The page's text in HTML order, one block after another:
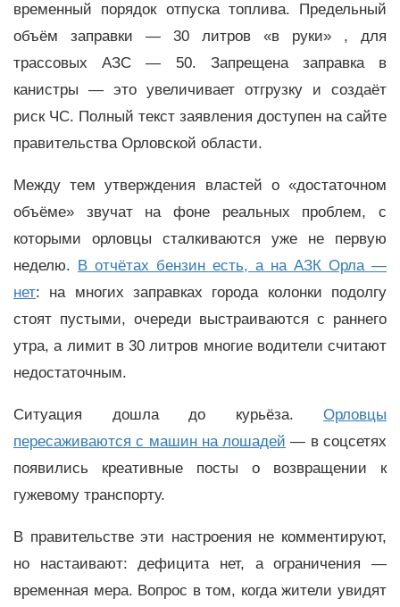
временный порядок отпуска топлива. Предельный
объём заправки — 30 литров «в руки» , для
трассовых АЗС — 50. Запрещена заправка в
канистры — это увеличивает отгрузку и создаёт
риск ЧС. Полный текст заявления доступен на сайте
правительства Орловской области.
Между тем утверждения властей о «достаточном
объёме» звучат на фоне реальных проблем, с
которыми орловцы сталкиваются уже не первую
неделю.
В отчётах бензин есть, а на АЗК Орла —
нет: на многих заправках города колонки подолгу
стоят пустыми, очереди выстраиваются с раннего
утра, а лимит в 30 литров многие водители считают
недостаточным.
Ситуация дошла до курьёза. Орловцы
пересаживаются с машин на лошадей — в соцсетях
появились креативные посты о возвращении к
гужевому транспорту.
В правительстве эти настроения не комментируют,
но настаивают: дефицита нет, а ограничения —
временная мера. Вопрос в том, когда жители увидят